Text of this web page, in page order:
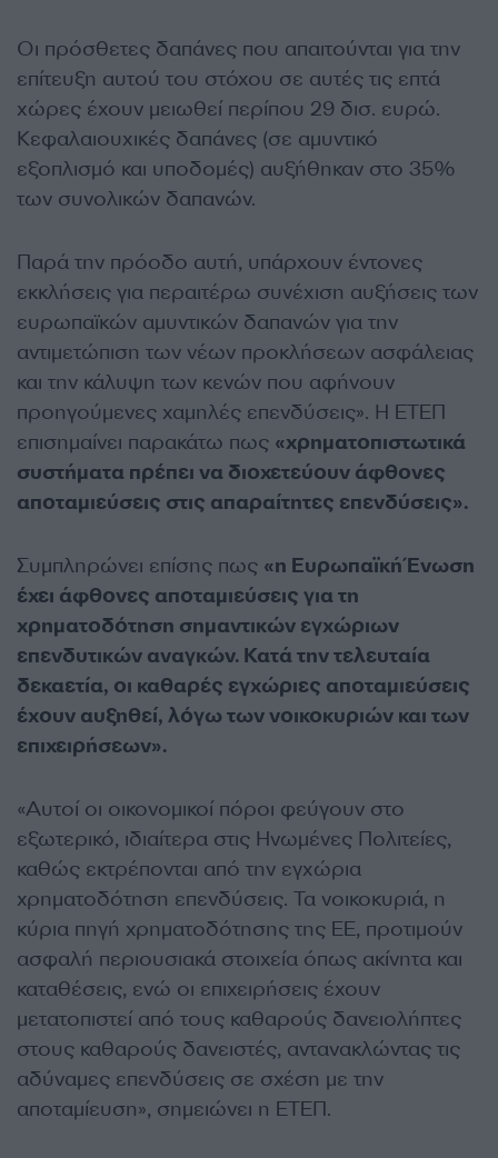
Οι πρόσθετες δαπάνες που απαιτούνται για την
επίτευξη αυτού του στόχου σε αυτές τις επτά
χώρες έχουν μειωθεί περίπου 29 δισ. ευρώ.
Κεφαλαιουχικές δαπάνες (σε αμυντικό
εξοπλισμό και υποδομές) αυξήθηκαν στο 35%
των συνολικών δαπανών.
Παρά την πρόοδο αυτή, υπάρχουν έντονες
εκκλήσεις για περαιτέρω συνέχιση αυξήσεις των
ευρωπαϊκών αμυντικών δαπανών για την
αντιμετώπιση των νέων προκλήσεων ασφάλειας
και την κάλυψη των κενών που αφήνουν
προηγούμενες χαμηλές επενδύσεις». Η ΕΤΕΠ
επισημαίνει παρακάτω πως «χρηματοπιστωτικά
συστήματα πρέπει να διοχετεύουν άφθονες
αποταμιεύσεις στις απαραίτητες επενδύσεις».
Συμπληρώνει επίσης πως «η Ευρωπαϊκή Ένωση
έχει άφθονες αποταμιεύσεις για τη
χρηματοδότηση σημαντικών εγχώριων
επενδυτικών αναγκών. Κατά την τελευταία
δεκαετία, οι καθαρές εγχώριες αποταμιεύσεις
έχουν αυξηθεί, λόγω των νοικοκυριών και των
επιχειρήσεων».
«Αυτοί οι οικονομικοί πόροι φεύγουν στο
εξωτερικό, ιδιαίτερα στις Ηνωμένες Πολιτείες,
καθώς εκτρέπονται από την εγχώρια
χρηματοδότηση επενδύσεις. Τα νοικοκυριά, η
κύρια πηγή χρηματοδότησης της ΕΕ, προτιμούν
ασφαλή περιουσιακά στοιχεία όπως ακίνητα και
καταθέσεις, ενώ οι επιχειρήσεις έχουν
μετατοπιστεί από τους καθαρούς δανειολήπτες
στους καθαρούς δανειστές, αντανακλώντας τις
αδύναμες επενδύσεις σε σχέση με την
αποταμίευση», σημειώνει η ΕΤΕΠ.